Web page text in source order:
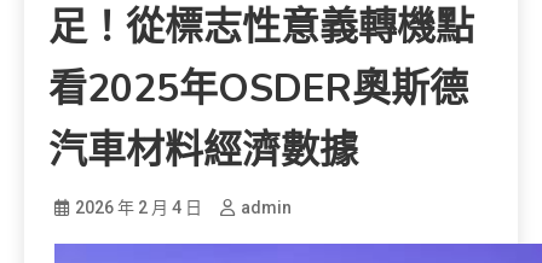
足！從標志性意義轉機點
看2025年OSDER奧斯德
汽車材料經濟數據
2026 年 2 月 4 日 admin